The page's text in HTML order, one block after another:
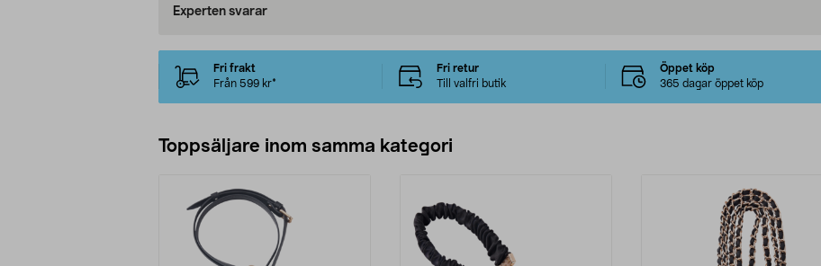
Experten svarar
Fri frakt
Från 599 kr*
Fri retur
Till valfri butik
Öppet köp
365 dagar öppet köp
Toppsäljare inom samma kategori